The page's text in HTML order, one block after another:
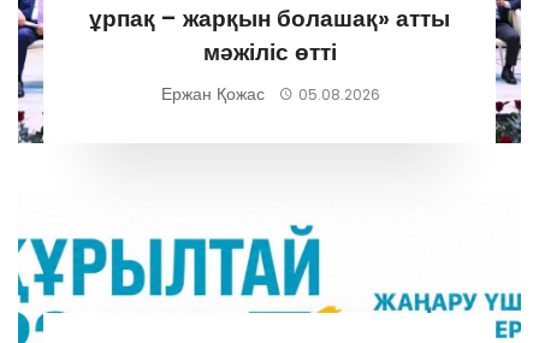
ұрпақ – жарқын болашақ» атты
мәжіліс өтті
Ержан Қожас 05.08.2026